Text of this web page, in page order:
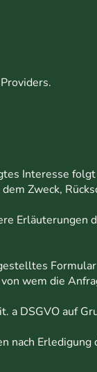
Interesse folgt
Zweck,
Erläuterungen
wem die
a DSGVO auf
nach Erledigung